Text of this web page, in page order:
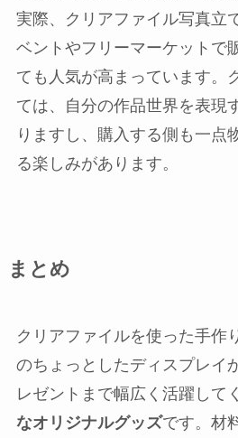
実際、クリアファイル写真立
ベントやフリーマーケットで
ても人気が高まっています。
ては、自分の作品世界を表現
りますし、購入する側も一点
る楽しみがあります。
まとめ
クリアファイルを使った手作
のちょっとしたディスプレイ
レゼントまで幅広く活躍して
なオリジナルグッズです。材